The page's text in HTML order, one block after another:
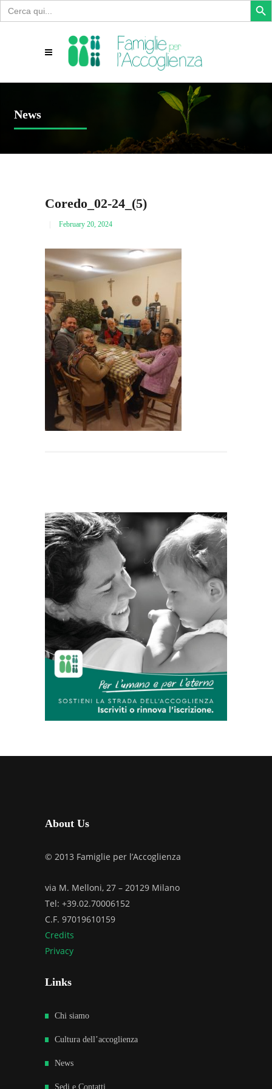
Search
for:
News
Coredo_02-24_(5)
February 20, 2024
About Us
© 2013 Famiglie per l’Accoglienza
via M. Melloni, 27 – 20129 Milano
Tel: +39.02.70006152
C.F. 97019610159
Credits
Privacy
Links
Chi siamo
Cultura dell’accoglienza
News
Sedi e Contatti